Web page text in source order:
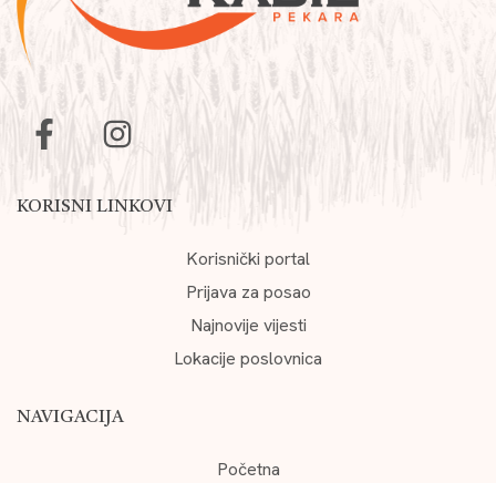
KORISNI LINKOVI
Korisnički portal
Prijava za posao
Najnovije vijesti
Lokacije poslovnica
NAVIGACIJA
Početna